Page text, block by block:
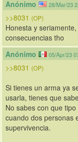
Anónimo 28/Mar/23
>>8031 (OP)
Honesta y
consecuencias tho
Anónimo
05/Apr/23
>>8031 (OP)
Si tienes un arma ya
usarla, tienes que
No sabes con que
cuando dos personas
supervivencia.